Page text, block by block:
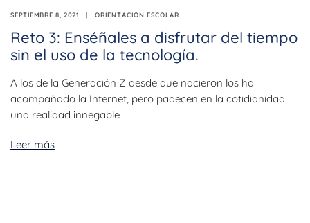
SEPTIEMBRE 8, 2021 ORIENTACIÓN ESCOLAR
Reto 3: Enséñales a disfrutar del tiempo
sin el uso de la tecnología.
A los de la Generación Z desde que nacieron los ha
acompañado la Internet, pero padecen en la cotidianidad
una realidad innegable
Leer más